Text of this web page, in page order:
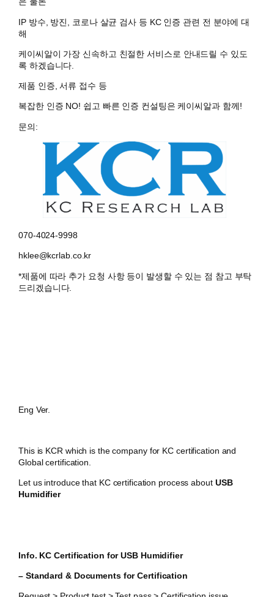
IP 방수, 방진, 코로나 살균 검사 등 KC 인증 관련 전 분야에 대
해
케이씨알이 가장 신속하고 친절한 서비스로 안내드릴 수 있도
록 하겠습니다.
제품 인증, 서류 접수 등
복잡한 인증 NO! 쉽고 빠른 인증 컨설팅은 케이씨알과 함께!
문의:
070-4024-9998
hklee@kcrlab.co.kr
*제품에 따라 추가 요청 사항 등이 발생할 수 있는 점 참고 부탁
드리겠습니다.
Eng Ver.
This is KCR which is the company for KC certification and
Global certification.
Let us introduce that KC certification process aboutUSB
Humidifier
Info. KC Certification for USB Humidifier
– Standard & Documents for Certification